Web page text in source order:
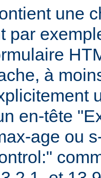
une
par
à
en-tête
age ou